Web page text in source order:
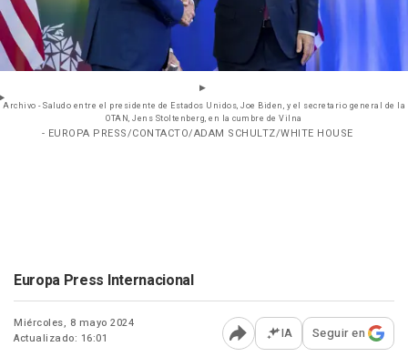
Archivo - Saludo entre el presidente de Estados Unidos, Joe Biden, y el secretario general de la
OTAN, Jens Stoltenberg, en la cumbre de Vilna
- EUROPA PRESS/CONTACTO/ADAM SCHULTZ/WHITE HOUSE
Europa Press Internacional
Miércoles, 8 mayo 2024
Actualizado: 16:01
Abrir opciones para
IA Seguir en